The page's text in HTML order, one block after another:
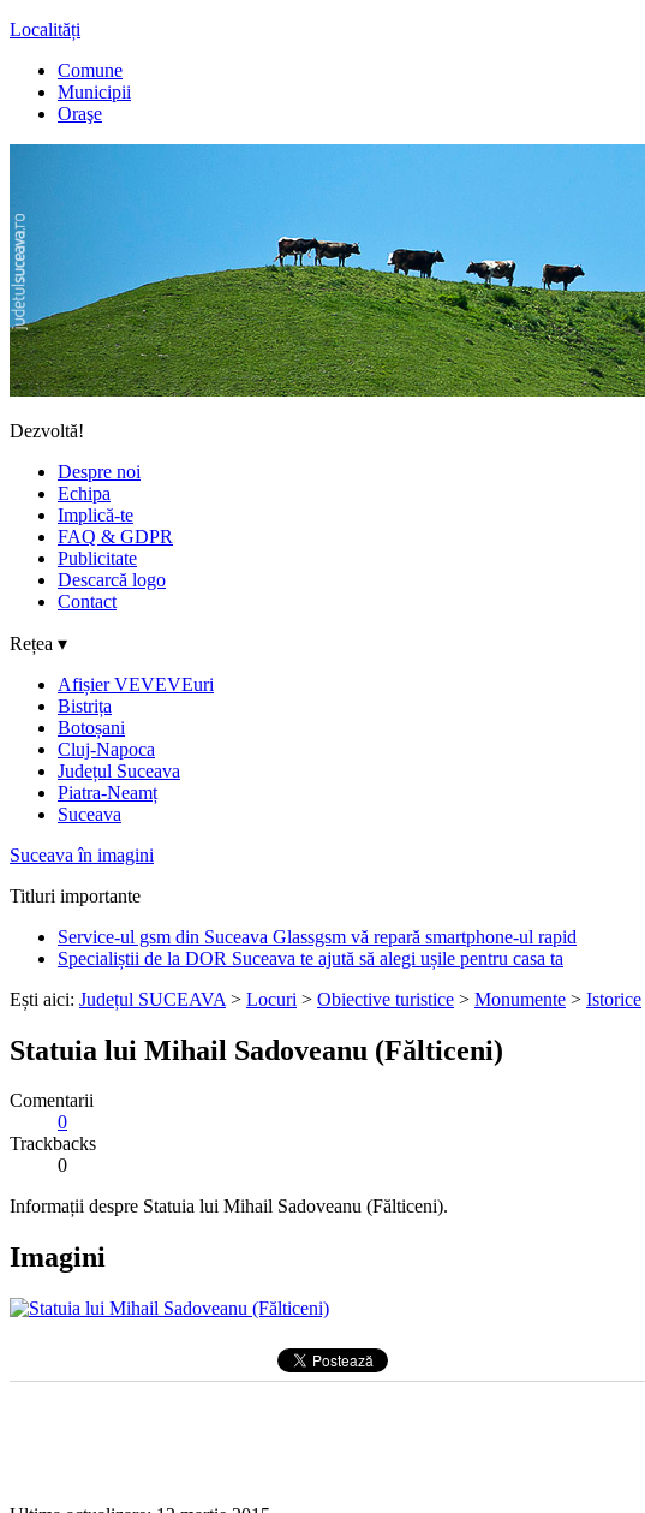
Localități
Comune
Municipii
Oraşe
Dezvoltă!
Despre noi
Echipa
Implică-te
FAQ & GDPR
Publicitate
Descarcă logo
Contact
Rețea ▾
Afișier VEVEVEuri
Bistrița
Botoșani
Cluj-Napoca
Județul Suceava
Piatra-Neamț
Suceava
Suceava în imagini
Titluri importante
Service-ul gsm din Suceava Glassgsm vă repară smartphone-ul rapid
Specialiștii de la DOR Suceava te ajută să alegi ușile pentru casa ta
Ești aici: Județul SUCEAVA > Locuri > Obiective turistice > Monumente > Istorice
Statuia lui Mihail Sadoveanu (Fălticeni)
Comentarii
0
Trackbacks
0
Informații despre Statuia lui Mihail Sadoveanu (Fălticeni).
Imagini